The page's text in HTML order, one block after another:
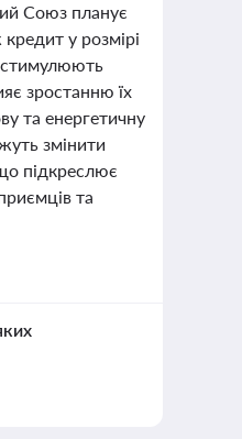
Союз планує
у розмірі
стимулюють
зростанню їх
та енергетичну
змінити
підкреслює
та